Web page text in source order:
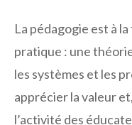
La pédagogie est à
pratique : une
les systèmes et les
apprécier la valeur
l’activité des